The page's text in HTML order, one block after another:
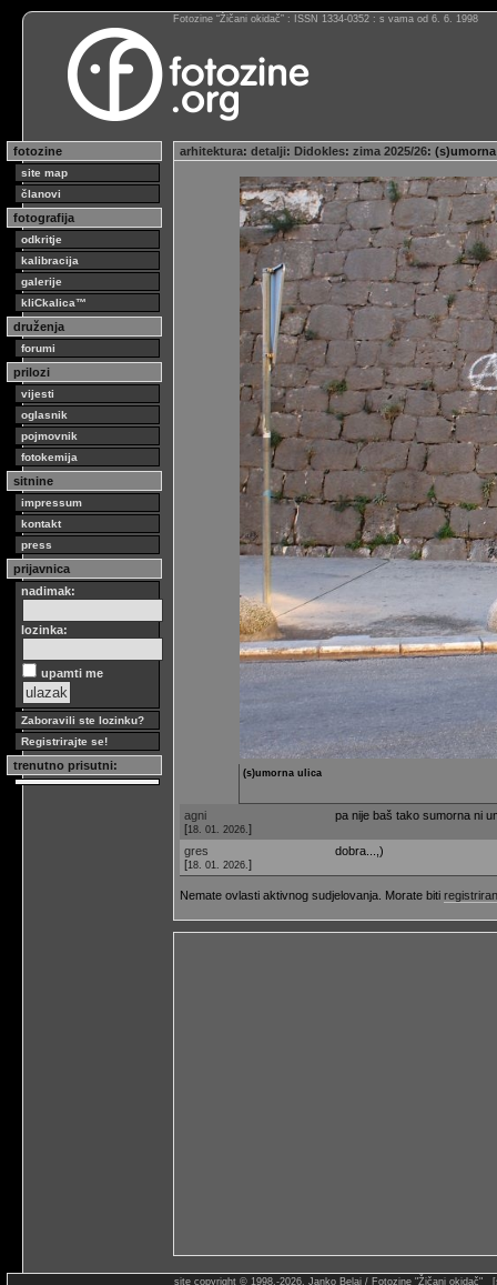
Fotozine “Žičani okidač” : ISSN 1334-0352 : s vama od 6. 6. 1998
fotozine
site map
članovi
fotografija
odkritje
kalibracija
galerije
kliCkalica™
druženja
forumi
prilozi
vijesti
oglasnik
pojmovnik
fotokemija
sitnine
impressum
kontakt
press
prijavnica
nadimak:
lozinka:
upamti me
Zaboravili ste lozinku?
Registrirajte se!
trenutno prisutni:
arhitektura: detalji: Didokles: zima 2025/26:
(s)umorna ulica
agni
[18. 01. 2026. ]
pa nije baš tako sumorna ni
gres
[18. 01. 2026. ]
dobra...,)
Nemate ovlasti aktivnog sudjelovanja. Morate biti
site copyright © 1998.-2026. Janko Belaj / Fotozine "Žičani okidač"